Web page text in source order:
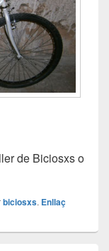
de Biciosxs o
biciosxs. Enllaç